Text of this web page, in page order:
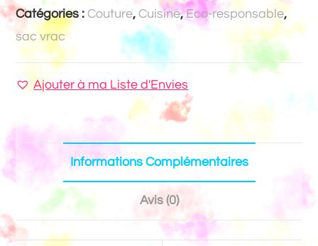
Catégories : Couture, Cuisine,Eco-responsable,
sac vrac
Ajouter à ma Liste d'Envies
Informations Complémentaires
Avis (0)